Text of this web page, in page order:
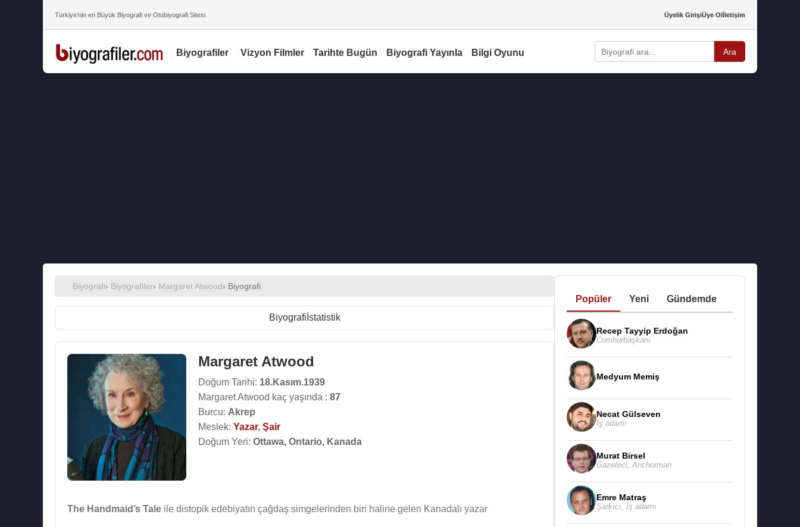
Türkiye’nin en Büyük Biyografi ve Otobiyografi Sitesi Üyelik GirişiÜye Olİletişim
Biyografiler Vizyon Filmler Tarihte Bugün Biyografi Yayınla Bilgi Oyunu Ara
Biyografi› Biyografiler› Margaret Atwood› Biyografi
Biyografi İstatistik
Margaret Atwood
Doğum Tarihi: 18.Kasım.1939
Margaret Atwood kaç yaşında : 87
Burcu: Akrep
Meslek: Yazar, Şair
Doğum Yeri: Ottawa, Ontario, Kanada
The Handmaid’s Tale ile distopik edebiyatın çağdaş simgelerinden biri haline gelen Kanadalı yazar
Popüler Yeni Gündemde
Recep Tayyip Erdoğan
Cumhurbaşkanı
Medyum Memiş
Necat Gülseven
İş adamı
Murat Birsel
Gazeteci Anchorman
Emre Matraş
Şarkıcı İş adamı